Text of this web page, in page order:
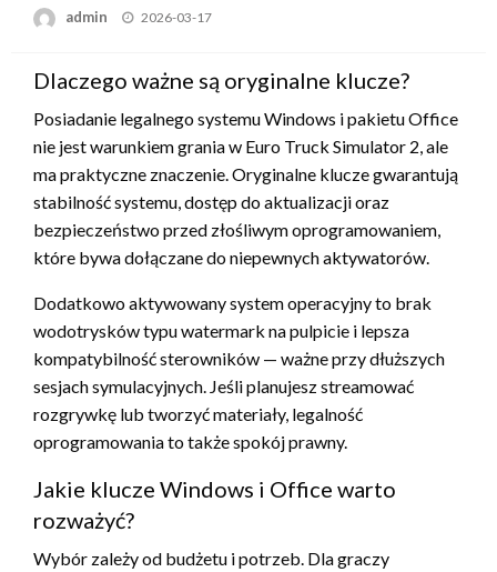
admin
Opublikowane
2026-03-17
Dlaczego ważne są oryginalne klucze?
Posiadanie legalnego systemu Windows i pakietu Office
nie jest warunkiem grania w Euro Truck Simulator 2, ale
ma praktyczne znaczenie. Oryginalne klucze gwarantują
stabilność systemu, dostęp do aktualizacji oraz
bezpieczeństwo przed złośliwym oprogramowaniem,
które bywa dołączane do niepewnych aktywatorów.
Dodatkowo aktywowany system operacyjny to brak
wodotrysków typu watermark na pulpicie i lepsza
kompatybilność sterowników — ważne przy dłuższych
sesjach symulacyjnych. Jeśli planujesz streamować
rozgrywkę lub tworzyć materiały, legalność
oprogramowania to także spokój prawny.
Jakie klucze Windows i Office warto
rozważyć?
Wybór zależy od budżetu i potrzeb. Dla graczy